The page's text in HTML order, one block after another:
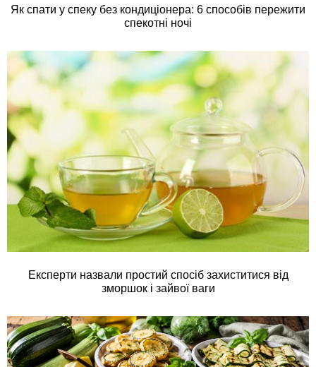
Як спати у спеку без кондиціонера: 6 способів пережити
спекотні ночі
Експерти назвали простий спосіб захиститися від
зморшок і зайвої ваги